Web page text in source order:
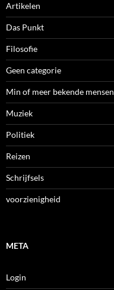
Artikelen
Das Punkt
Filosofie
Geen categorie
Min of meer bekende mensen
Muziek
Politiek
Reizen
Schrijfsels
voorzienigheid
META
Login